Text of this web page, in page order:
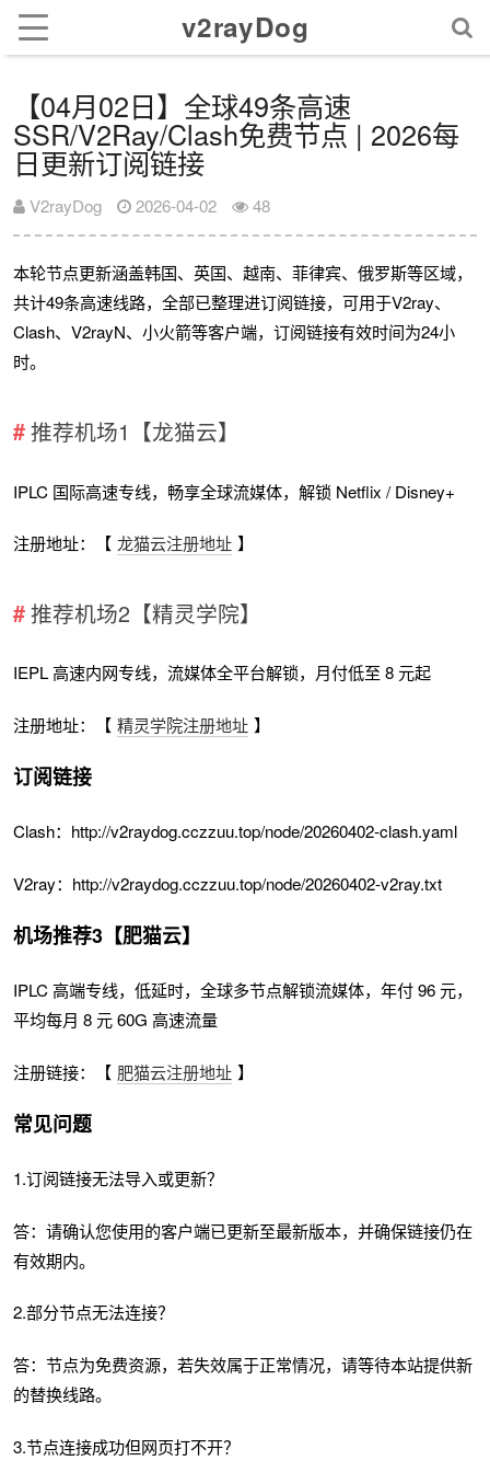
v2rayDog
【04月02日】全球49条高速
SSR/V2Ray/Clash免费节点 | 2026每
日更新订阅链接
V2rayDog 2026-04-02 48
本轮节点更新涵盖韩国、英国、越南、菲律宾、俄罗斯等区域，
共计49条高速线路，全部已整理进订阅链接，可用于V2ray、
Clash、V2rayN、小火箭等客户端，订阅链接有效时间为24小
时。
推荐机场1【龙猫云】
IPLC 国际高速专线，畅享全球流媒体，解锁 Netflix / Disney+
注册地址：【 龙猫云注册地址 】
推荐机场2【精灵学院】
IEPL 高速内网专线，流媒体全平台解锁，月付低至 8 元起
注册地址：【 精灵学院注册地址 】
订阅链接
Clash：http://v2raydog.cczzuu.top/node/20260402-clash.yaml
V2ray：http://v2raydog.cczzuu.top/node/20260402-v2ray.txt
机场推荐3【肥猫云】
IPLC 高端专线，低延时，全球多节点解锁流媒体，年付 96 元，
平均每月 8 元 60G 高速流量
注册链接：【 肥猫云注册地址 】
常见问题
1.订阅链接无法导入或更新？
答：请确认您使用的客户端已更新至最新版本，并确保链接仍在
有效期内。
2.部分节点无法连接？
答：节点为免费资源，若失效属于正常情况，请等待本站提供新
的替换线路。
3.节点连接成功但网页打不开？